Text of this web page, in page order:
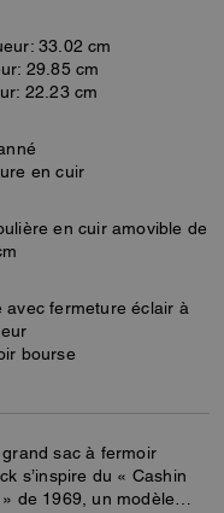
33.02 cm
29.85 cm
22.23 cm
en cuir
en cuir amovible de
avec fermeture éclair à
bourse
sac à fermoir
s’inspire du « Cashin
de 1969, un modèle